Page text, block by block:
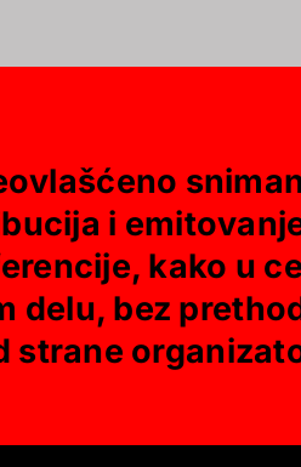
i
kako u
delu, bez
strane